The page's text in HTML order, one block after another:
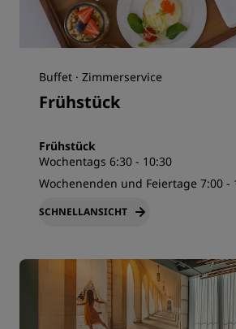
Buffet · Zimmerservice
Frühstück
Frühstück
Wochentags 6:30 - 10:30
Wochenenden und Feiertage 7:00 -
SCHNELLANSICHT